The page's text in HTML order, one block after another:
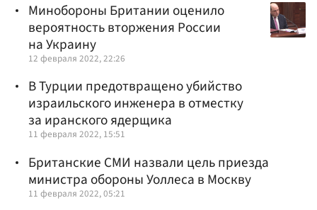
Минобороны Британии оценило
вероятность вторжения России
на Украину
12 февраля 2022, 22:26
В Турции предотвращено убийство
израильского инженера в отместку
за иранского ядерщика
11 февраля 2022, 15:51
Британские СМИ назвали цель приезда
министра обороны Уоллеса в Москву
11 февраля 2022, 05:21